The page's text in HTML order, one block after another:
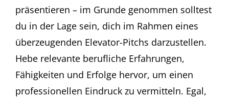
präsentieren – im Grunde genommen solltest
du in der Lage sein, dich im Rahmen eines
überzeugenden Elevator-Pitchs darzustellen.
Hebe relevante berufliche Erfahrungen,
Fähigkeiten und Erfolge hervor, um einen
professionellen Eindruck zu vermitteln. Egal,